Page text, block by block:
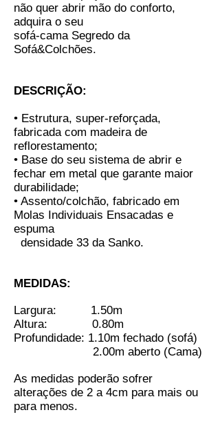
não quer abrir mão do conforto,
adquira o seu
sofá-cama Segredo da
Sofá&Colchões.
DESCRIÇÃO:
• Estrutura, super-reforçada,
fabricada com madeira de
reflorestamento;
• Base do seu sistema de abrir e
fechar em metal que garante maior
durabilidade;
• Assento/colchão, fabricado em
Molas Individuais Ensacadas e
espuma
densidade 33 da Sanko.
MEDIDAS:
Largura: 1.50m
Altura: 0.80m
Profundidade: 1.10m fechado (sofá)
2.00m aberto (Cama)
As medidas poderão sofrer
alterações de 2 a 4cm para mais ou
para menos.